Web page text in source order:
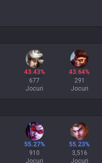
43.43%
677
Jocuri
43.64%
291
Jocuri
55.27%
910
Jocuri
55.23%
3,516
Jocuri